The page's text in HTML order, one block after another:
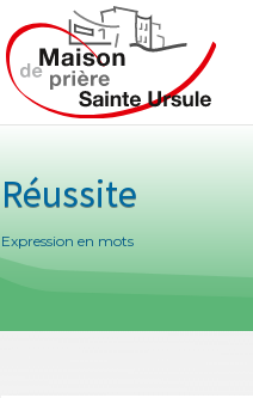
Réussite
Expression en mots